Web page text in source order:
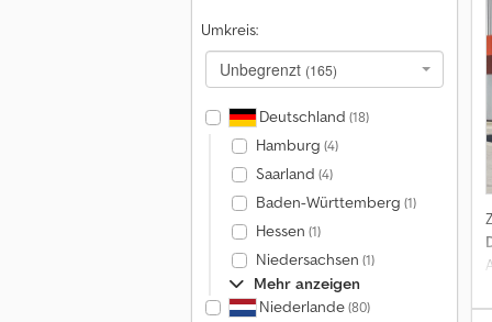
Umkreis:
Unbegrenzt (165)
Deutschland (18)
Hamburg (4)
Saarland (4)
Baden-Württemberg (1)
Hessen (1)
Niedersachsen (1)
Mehr anzeigen
Niederlande(80)